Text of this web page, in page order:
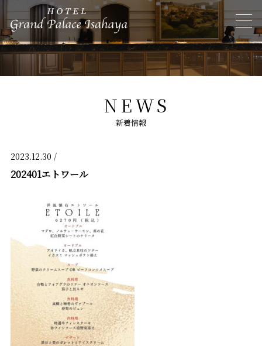
NEWS
新着情報
2023.12.30 /
202401エトワール